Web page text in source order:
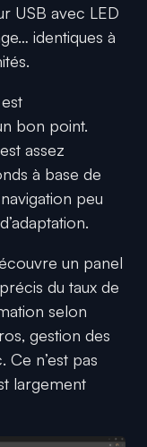
USB avec LED
identiques à
bon point.
assez
à base de
peu
un panel
du taux de
selon
gestion des
n’est pas
largement